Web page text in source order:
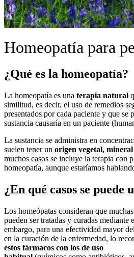
Homeopatía para
¿Qué es la homeopatía?
La homeopatía es una terapia natural
similitud, es decir, el uso de remedios
presentados por cada paciente y que se
sustancia causaría en un paciente
La sustancia se administra en
suelen tener un origen vegetal,
muchos casos se incluye la terapia con
homeopatía, aunque estaríamos
¿En qué casos se puede
Los homeópatas consideran que
pueden ser tratadas y curadas mediante
embargo, para una efectividad mayor
en la curación de la enfermedad, lo
estos fármacos con los de uso